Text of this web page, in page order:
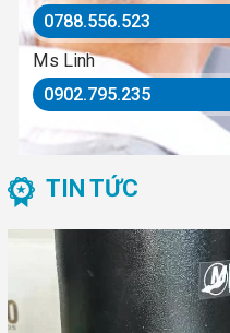
0788.556.523
Ms Linh
0902.795.235
TIN TỨC